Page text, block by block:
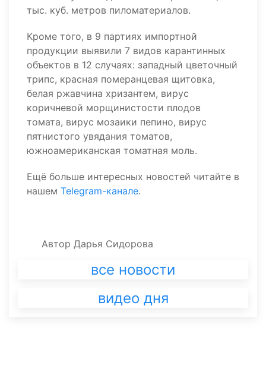
тыс. куб. метров пиломатериалов.
Кроме того, в 9 партиях импортной
продукции выявили 7 видов карантинных
объектов в 12 случаях: западный цветочный
трипс, красная померанцевая щитовка,
белая ржавчина хризантем, вирус
коричневой морщинистости плодов
томата, вирус мозаики пепино, вирус
пятнистого увядания томатов,
южноамериканская томатная моль.
Ещё больше интересных новостей читайте в
нашем Telegram-канале.
Автор Дарья Сидорова
все новости
видео дня